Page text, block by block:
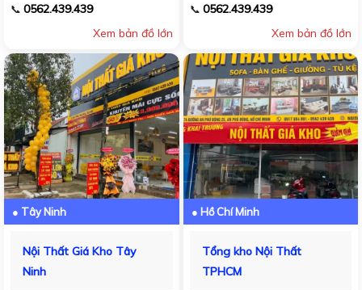
📞 0562.439.439
Xem bản đồ lớn
📞 0562.439.439
Xem bản đồ lớn
● Tây Ninh
Nội Thất Giá Kho Tây
Ninh
● Hồ Chí Minh
Tổng kho Nội Thất
TPHCM